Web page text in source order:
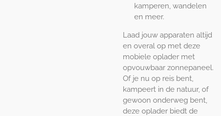
kamperen, wandelen
en meer.
Laad jouw apparaten altijd
en overal op met deze
mobiele oplader met
opvouwbaar zonnepaneel.
Of je nu op reis bent,
kampeert in de natuur, of
gewoon onderweg bent,
deze oplader biedt de